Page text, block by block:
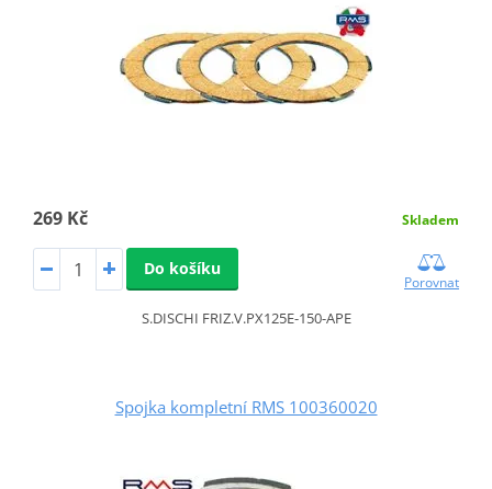
269 Kč Skladem
Do košíku
Porovnat
S.DISCHI FRIZ.V.PX125E-150-APE
Spojka kompletní RMS 100360020